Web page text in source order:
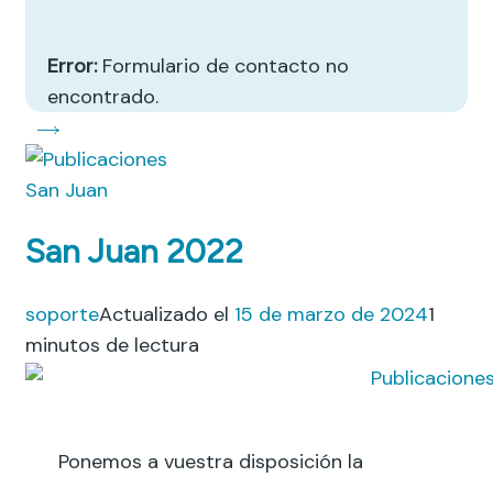
Error:Formulario de contacto no
encontrado.
San Juan
San Juan 2022
soporteActualizado el 15 de marzo de 20241
minutos de lectura
Ponemos a vuestra disposición la